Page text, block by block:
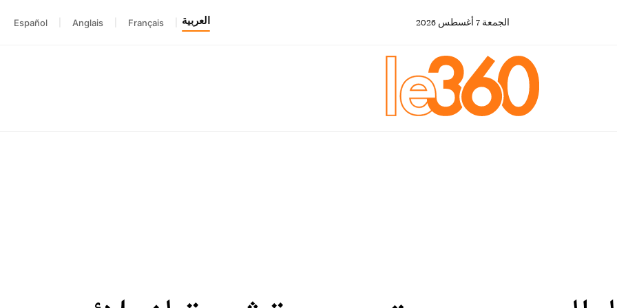
الجمعة 7 أغسطس 2026 العربية Français
Anglais
Español